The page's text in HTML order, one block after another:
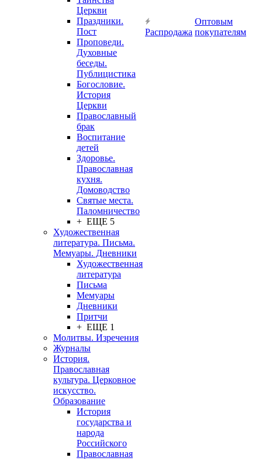
Церкви
Праздники.
Пост
Проповеди.
Духовные
беседы.
Публицистика
Богословие.
История
Церкви
Православный
брак
Воспитание
детей
Здоровье.
Православная
кухня.
Домоводство
Святые места.
Паломничество
+ ЕЩЕ 5
Художественная
литература. Письма.
Мемуары. Дневники
Художественная
литература
Письма
Мемуары
Дневники
Притчи
+ ЕЩЕ 1
Молитвы. Изречения
Журналы
История.
Православная
культура. Церковное
искусство.
Образование
История
государства и
народа
Российского
Православная
Распродажа
Оптовым
покупателям